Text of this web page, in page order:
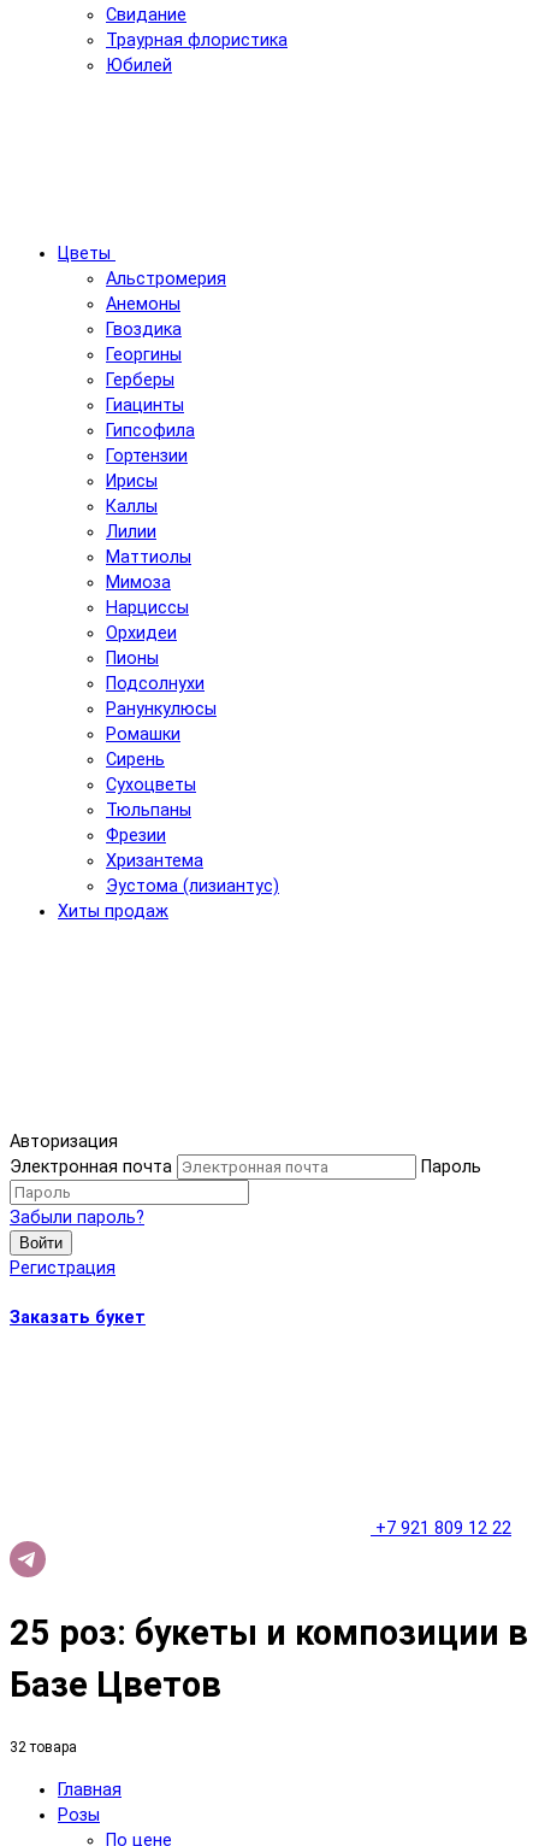
Свидание
Траурная флористика
Юбилей
Цветы
Альстромерия
Анемоны
Гвоздика
Георгины
Герберы
Гиацинты
Гипсофила
Гортензии
Ирисы
Каллы
Лилии
Маттиолы
Мимоза
Нарциссы
Орхидеи
Пионы
Подсолнухи
Ранункулюсы
Ромашки
Сирень
Сухоцветы
Тюльпаны
Фрезии
Хризантема
Эустома (лизиантус)
Хиты продаж
Авторизация
Электронная почта
Пароль
Забыли пароль?
Войти
Регистрация
Заказать букет
+7 921 809 12 22
25 роз: букеты и композиции в
Базе Цветов
32 товара
Главная
Розы
По цене